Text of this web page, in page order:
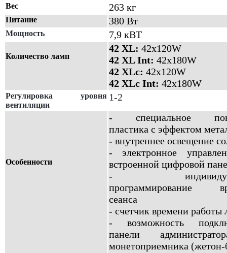
Вес 263 кг
Питание 380 Вт
Мощность 7,9 кВТ
Количество ламп
42 XL: 42x120W
42 XL Int: 42x180W
42 XLc: 42x120W
42 XLc Int: 42x180W
Регулировка уровня
вентиляции
1-2
Особенности
- специальное
пластика с эффектом
- внутреннее освещение
- электронное
встроенной цифровой
-
программирование
сеанса
- счетчик времени работы
- возможность
панели
монетоприемника (жетон-